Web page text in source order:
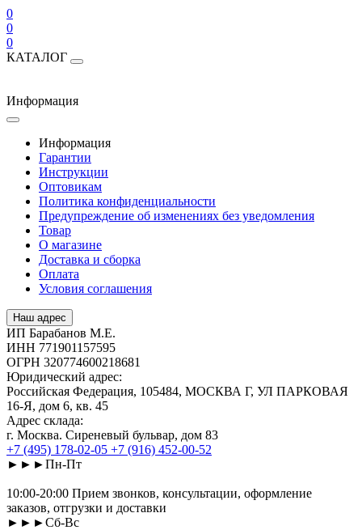
0
0
0
КАТАЛОГ
Информация
Информация
Гарантии
Инструкции
Оптовикам
Политика конфиденциальности
Предупреждение об изменениях без уведомления
Товар
О магазине
Доставка и сборка
Оплата
Условия соглашения
Наш адрес
ИП Барабанов М.Е.
ИНН 771901157595
ОГРН 320774600218681
Юридический адрес:
Российская Федерация, 105484, МОСКВА Г, УЛ ПАРКОВАЯ
16-Я, дом 6, кв. 45
Адрес склада:
г. Москва. Сиреневый бульвар, дом 83
+7 (495) 178-02-05 +7 (916) 452-00-52
►►►Пн-Пт
10:00-20:00 Прием звонков, консультации, оформление
заказов, отгрузки и доставки
►►►Сб-Вс